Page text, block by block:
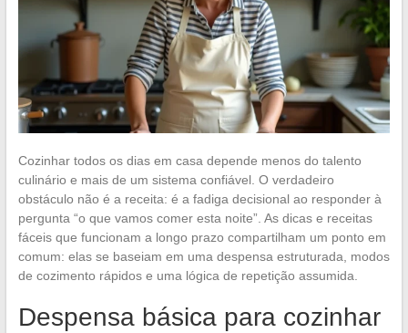
Cozinhar todos os dias em casa depende menos do talento
culinário e mais de um sistema confiável. O verdadeiro
obstáculo não é a receita: é a fadiga decisional ao responder à
pergunta “o que vamos comer esta noite”. As dicas e receitas
fáceis que funcionam a longo prazo compartilham um ponto em
comum: elas se baseiam em uma despensa estruturada, modos
de cozimento rápidos e uma lógica de repetição assumida.
Despensa básica para cozinhar